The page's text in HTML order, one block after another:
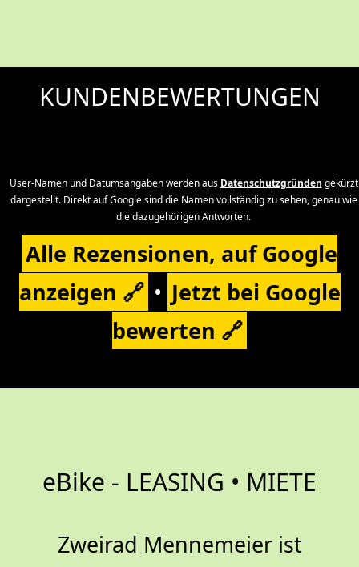
KUNDENBEWERTUNGEN
User-Namen und Datumsangaben werden aus Datenschutzgründen gekürzt
dargestellt. Direkt auf Google sind die Namen vollständig zu sehen, genau wie
die dazugehörigen Antworten.
Alle Rezensionen, auf Google
anzeigen
• Jetzt bei Google
bewerten
eBike - LEASING • MIETE
Zweirad Mennemeier ist